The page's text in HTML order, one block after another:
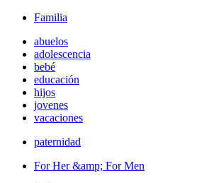
Familia
abuelos
adolescencia
bebé
educación
hijos
jovenes
vacaciones
paternidad
For Her &amp; For Men